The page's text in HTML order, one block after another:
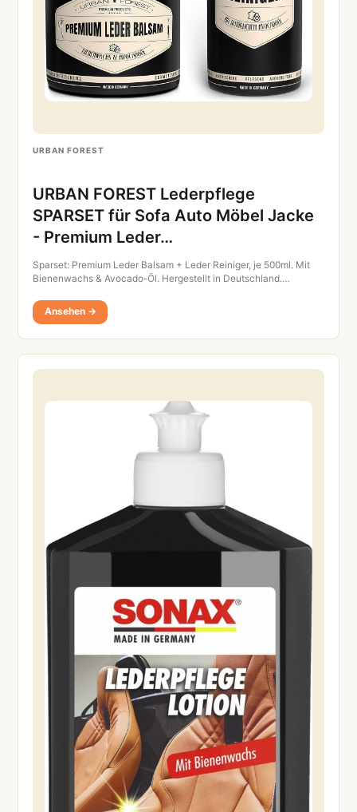
URBAN FOREST
URBAN FOREST Lederpflege
SPARSET für Sofa Auto Möbel Jacke
- Premium Leder…
Sparset: Premium Leder Balsam + Leder Reiniger, je 500ml. Mit
Bienenwachs & Avocado-Öl. Hergestellt in Deutschland.…
Ansehen →